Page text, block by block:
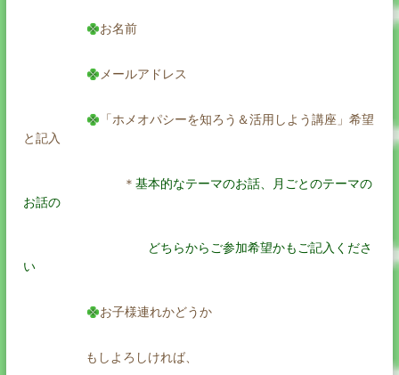
お名前
メールアドレス
「ホメオパシーを知ろう＆活用しよう講座」希望
と記入
＊基本的なテーマのお話、月ごとのテーマの
お話の
どちらからご参加希望かもご記入くださ
い
お子様連れかどうか
もしよろしければ、